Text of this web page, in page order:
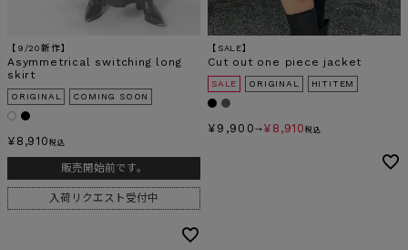
【9/20新作】
Asymmetrical switching long
skirt
ORIGINAL COMING SOON
¥ 8,910 税込
販売開始前です。
入荷リクエスト受付中
【SALE】
Cut out one piece jacket
SALE ORIGINAL HITITEM
¥ 9,900 → ¥ 8,910 税込